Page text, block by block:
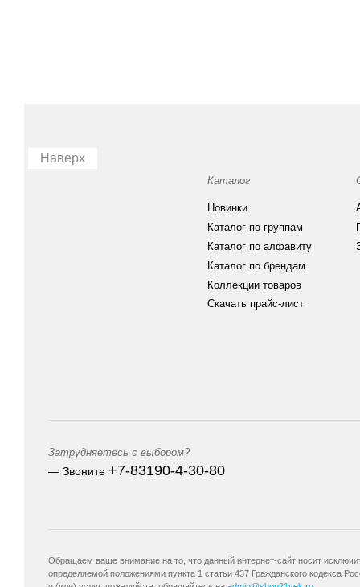
Наверх
Каталог
Новинки
Каталог по группам
Каталог по алфавиту
Каталог по брендам
Коллекции товаров
Скачать прайс-лист
Затрудняетесь с выбором?
— Звоните +7-83190-4-30-80
Обращаем ваше внимание на то, что данный интернет-сайт носит
определяемой положениями пункта 1 статьи 437 Гражданского кодекса